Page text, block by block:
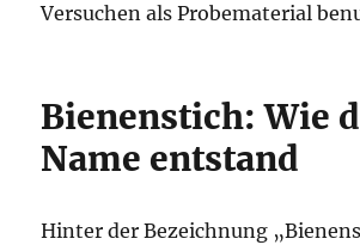
Versuchen als Probematerial
Bienenstich: Wie
Name entstand
Hinter der Bezeichnung